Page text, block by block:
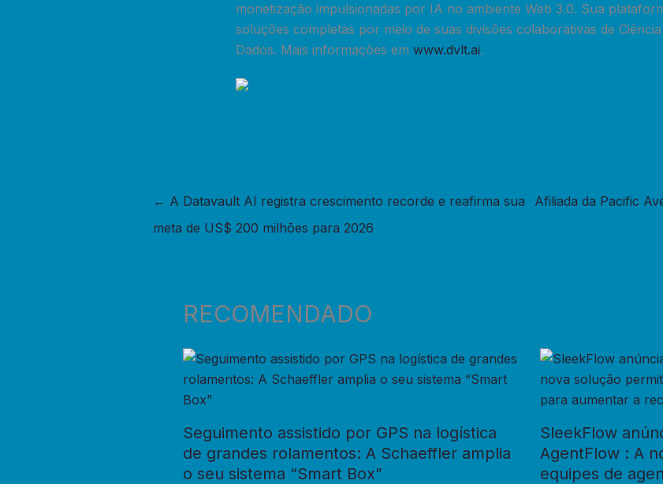
monetização impulsionadas por IA no ambiente Web 3.0. Sua
soluções completas por meio de suas divisões colaborativas de
Dados. Mais informações em www.dvlt.ai.
← A Datavault AI registra crescimento recorde e reafirma sua
meta de US$ 200 milhões para 2026
Afiliada da Pacific
RECOMENDADO
Seguimento assistido por GPS na logística
de grandes rolamentos: A Schaeffler amplia
o seu sistema “Smart Box”
SleekFlow
AgentFlow : A
equipes de